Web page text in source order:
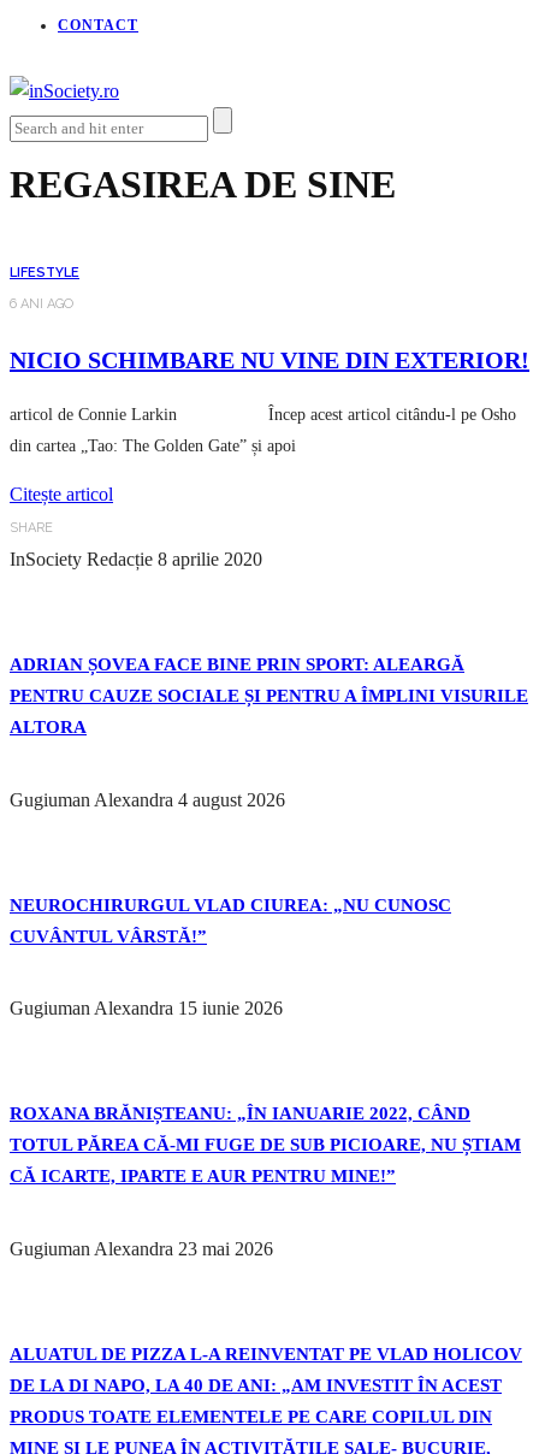
CONTACT
REGASIREA DE SINE
LIFESTYLE
6 ANI AGO
NICIO SCHIMBARE NU VINE DIN EXTERIOR!
articol de Connie Larkin Încep acest articol citându-l pe Osho
din cartea „Tao: The Golden Gate” și apoi
Citește articol
SHARE
InSociety Redacție 8 aprilie 2020
ADRIAN ȘOVEA FACE BINE PRIN SPORT: ALEARGĂ
PENTRU CAUZE SOCIALE ȘI PENTRU A ÎMPLINI VISURILE
ALTORA
Gugiuman Alexandra 4 august 2026
NEUROCHIRURGUL VLAD CIUREA: „NU CUNOSC
CUVÂNTUL VÂRSTĂ!”
Gugiuman Alexandra 15 iunie 2026
ROXANA BRĂNIȘTEANU: „ÎN IANUARIE 2022, CÂND
TOTUL PĂREA CĂ-MI FUGE DE SUB PICIOARE, NU ȘTIAM
CĂ ICARTE, IPARTE E AUR PENTRU MINE!”
Gugiuman Alexandra 23 mai 2026
ALUATUL DE PIZZA L-A REINVENTAT PE VLAD HOLICOV
DE LA DI NAPO, LA 40 DE ANI: „AM INVESTIT ÎN ACEST
PRODUS TOATE ELEMENTELE PE CARE COPILUL DIN
MINE ȘI LE PUNEA ÎN ACTIVIȚĂȚILE SALE- BUCURIE,